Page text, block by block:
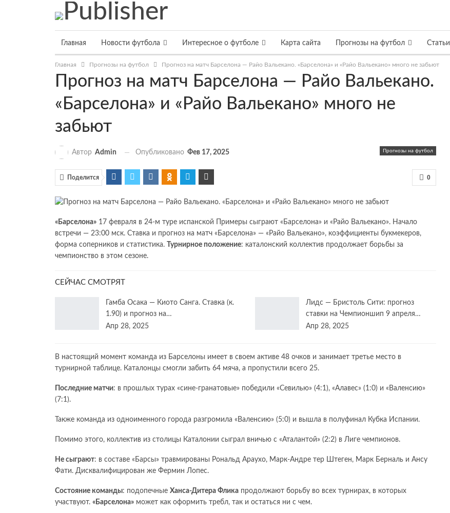
Главная Новости футбола Интересное о футболе Карта сайта Прогнозы на футбол Статьи
Главная Прогнозы на футбол Прогноз на матч Барселона — Райо Вальекано. «Барселона» и «Райо Вальекано» много не забьют
Прогноз на матч Барселона — Райо Вальекано.
«Барселона» и «Райо Вальекано» много не
забьют
Прогнозы на футбол
Автор Admin Опубликовано Фев 17, 2025
0
Поделится
«Барселона» 17 февраля в 24-м туре испанской Примеры сыграют «Барселона» и «Райо Вальекано». Начало
встречи — 23:00 мск. Ставка и прогноз на матч «Барселона» — «Райо Вальекано», коэффициенты букмекеров,
форма соперников и статистика.
Турнирное положение: каталонский коллектив продолжает борьбы за
чемпионство в этом сезоне.
СЕЙЧАС СМОТРЯТ
Гамба Осака — Киото Санга. Ставка (к.
1.90) и прогноз на…
Апр 28, 2025
Лидс — Бристоль Сити: прогноз
ставки на Чемпионшип 9 апреля…
Апр 28, 2025
В настоящий момент команда из Барселоны имеет в своем активе 48 очков и занимает третье место в
турнирной таблице. Каталонцы смогли забить 64 мяча, а пропустили всего 25.
Последние матчи: в прошлых турах «сине-гранатовые» победили «Севилью» (4:1), «Алавес» (1:0) и «Валенсию»
(7:1).
Также команда из одноименного города разгромила «Валенсию» (5:0) и вышла в полуфинал Кубка Испании.
Помимо этого, коллектив из столицы Каталонии сыграл вничью с «Аталантой» (2:2) в Лиге чемпионов.
Не сыграют: в составе «Барсы» травмированы Рональд Араухо, Марк-Андре тер Штеген, Марк Берналь и Ансу
Фати. Дисквалифицирован же Фермин Лопес.
Состояние команды: подопечные Ханса-Дитера Флика продолжают борьбу во всех турнирах, в которых
участвуют. «Барселона» может как оформить требл, так и остаться ни с чем.